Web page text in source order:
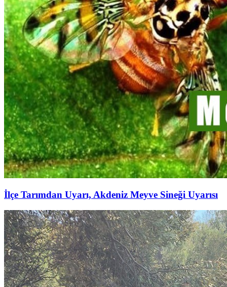
İlçe Tarımdan Uyarı, Akdeniz Meyve Sineği Uyarısı